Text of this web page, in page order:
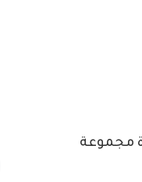
مجموعة